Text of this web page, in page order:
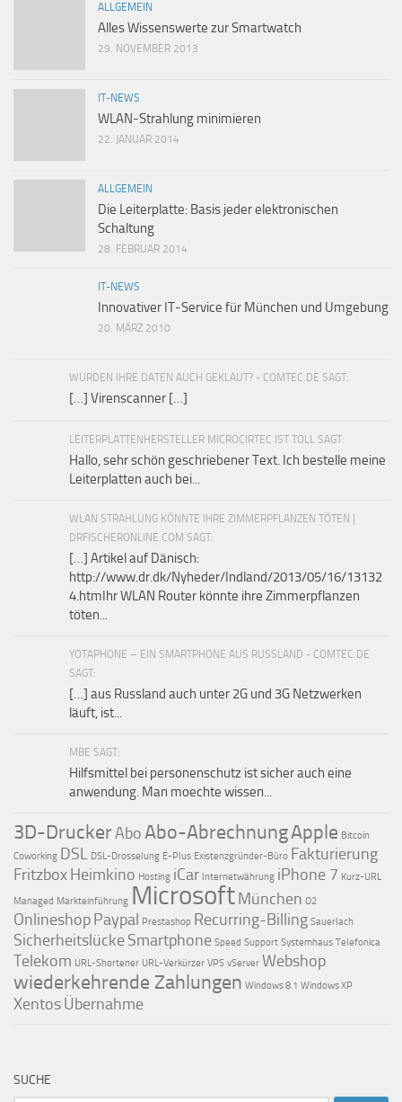
ALLGEMEIN
Alles Wissenswerte zur Smartwatch
29. NOVEMBER 2013
IT-NEWS
WLAN-Strahlung minimieren
22. JANUAR 2014
ALLGEMEIN
Die Leiterplatte: Basis jeder elektronischen
Schaltung
28. FEBRUAR 2014
IT-NEWS
Innovativer IT-Service für München und Umgebung
20. MÄRZ 2010
WURDEN IHRE DATEN AUCH GEKLAUT? - COMTEC.DE SAGT:
[…] Virenscanner […]
LEITERPLATTENHERSTELLER MICROCIRTEC IST TOLL SAGT:
Hallo, sehr schön geschriebener Text. Ich bestelle meine
Leiterplatten auch bei...
WLAN STRAHLUNG KÖNNTE IHRE ZIMMERPFLANZEN TÖTEN |
DRFISCHERONLINE.COM SAGT:
[…] Artikel auf Dänisch:
http://www.dr.dk/Nyheder/Indland/2013/05/16/13132
4.htmIhr WLAN Router könnte ihre Zimmerpflanzen
töten...
YOTAPHONE – EIN SMARTPHONE AUS RUSSLAND - COMTEC.DE
SAGT:
[…] aus Russland auch unter 2G und 3G Netzwerken
läuft, ist...
MBE SAGT:
Hilfsmittel bei personenschutz ist sicher auch eine
anwendung. Man moechte wissen...
3D-DruckerAbo Abo-AbrechnungApple Bitcoin
Coworking DSL DSL-Drosselung E-Plus Existenzgründer-Büro Fakturierung
Fritzbox Heimkino Hosting iCar Internetwährung iPhone 7 Kurz-URL
Managed Markteinführung Microsoft München O2
Onlineshop Paypal Prestashop Recurring-Billing Sauerlach
Sicherheitslücke Smartphone Speed Support Systemhaus Telefonica
Telekom URL-Shortener URL-Verkürzer VPS vServer Webshop
wiederkehrende Zahlungen Windows 8.1 Windows XP
Xentos Übernahme
SUCHE